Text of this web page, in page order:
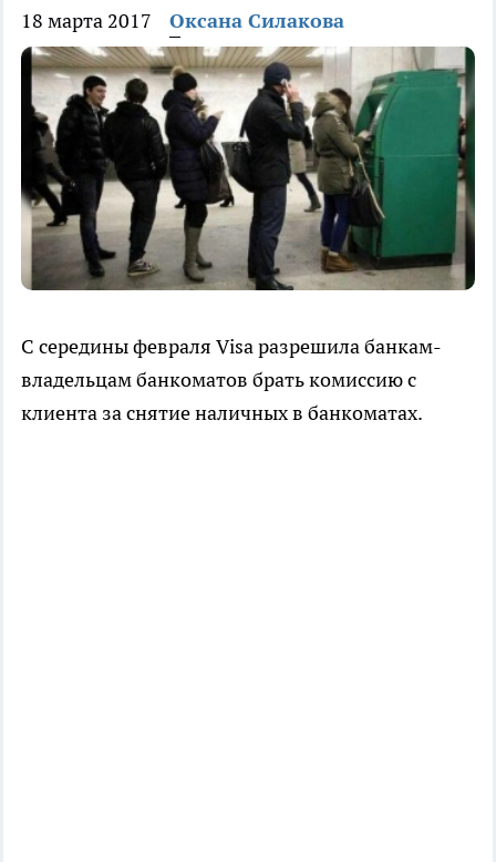
18 марта 2017 Оксана Силакова
С середины февраля Visa разрешила банкам-
владельцам банкоматов брать комиссию с
клиента за снятие наличных в банкоматах.